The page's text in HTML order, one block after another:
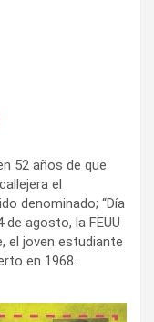
52 años de que
el
denominado; “Día
agosto, la FEUU
el joven estudiante
en 1968.